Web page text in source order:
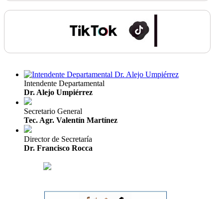
Intendente Departamental
Dr. Alejo Umpiérrez
Secretario General
Tec. Agr. Valentín Martínez
Director de Secretaría
Dr. Francisco Rocca